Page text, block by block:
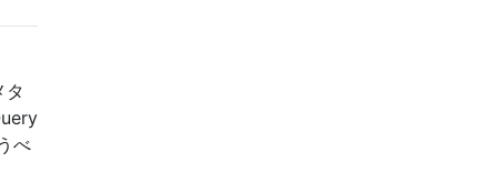
タ
べ